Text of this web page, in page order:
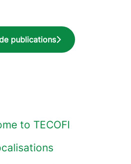
publications
to TECOFI